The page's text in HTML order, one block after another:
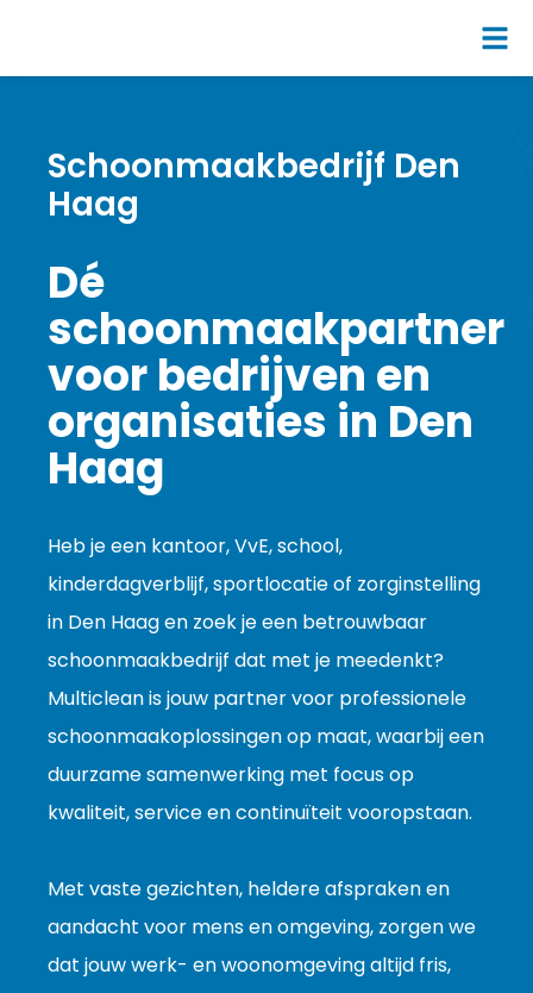
Schoonmaakbedrijf Den
Haag
Dé
schoonmaakpartner
voor bedrijven en
organisaties in Den
Haag
Heb je een kantoor, VvE, school,
kinderdagverblijf, sportlocatie of zorginstelling
in Den Haag en zoek je een betrouwbaar
schoonmaakbedrijf dat met je meedenkt?
Multiclean is jouw partner voor professionele
schoonmaakoplossingen op maat, waarbij een
duurzame samenwerking met focus op
kwaliteit, service en continuïteit vooropstaan.
Met vaste gezichten, heldere afspraken en
aandacht voor mens en omgeving, zorgen we
dat jouw werk- en woonomgeving altijd fris,